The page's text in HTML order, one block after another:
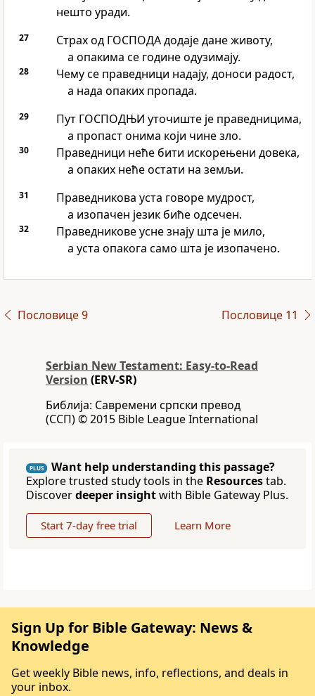
нешто уради.
27
Страх од ГОСПОДА додаје дане животу,
а опакима се године одузимају.
28
Чему се праведници надају, доноси радост,
а нада опаких пропада.
29
Пут ГОСПОДЊИ уточиште је праведницима,
а пропаст онима који чине зло.
30
Праведници неће бити искорењени довека,
а опаких неће остати на земљи.
31
Праведникова уста говоре мудрост,
а изопачен језик биће одсечен.
32
Праведникове усне знају шта је мило,
а уста опакога само шта је изопачено.
Пословице 9 Пословице 11
Serbian New Testament: Easy-to-Read
Version (ERV-SR)
Библија: Савремени српски превод
(ССП) © 2015 Bible League International
PLUS
Want help understanding this passage?
Explore trusted study tools in the Resourcestab.
Discoverdeeper insightwith Bible Gateway Plus.
Start 7-day free trial Learn More
Sign Up for Bible Gateway: News &
Knowledge
Get weekly Bible news, info, reflections, and deals in
your inbox.